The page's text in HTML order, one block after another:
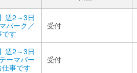
週2～3日
パーク／
す
受付
週2～3日
ーマパー
事です
受付